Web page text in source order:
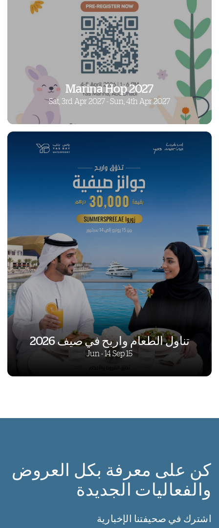
Marina Hop 2027
Sat, 3rd Apr 2027 - Sun, 4th Apr 2027
Marina Hop 2027
Sat, 3rd Apr 2027 - Sun, 4th Apr 2027
اكتشف
تناول الطعام واربح في صيف 2026
15 Jun - 14 Sep
يزور
كن على معرفة بكل العروض
والفعاليات الجديدة
اشترك في صحيفتنا الإخبارية